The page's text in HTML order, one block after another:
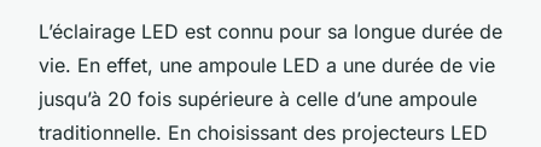
L’éclairage LED est connu pour sa longue durée de
vie. En effet, une ampoule LED a une durée de vie
jusqu’à 20 fois supérieure à celle d’une ampoule
traditionnelle. En choisissant des projecteurs LED